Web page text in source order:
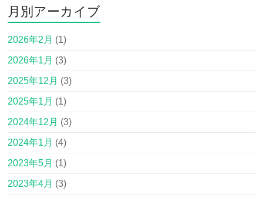
月別アーカイブ
2026年2月 (1)
2026年1月 (3)
2025年12月 (3)
2025年1月 (1)
2024年12月 (3)
2024年1月 (4)
2023年5月 (1)
2023年4月 (3)